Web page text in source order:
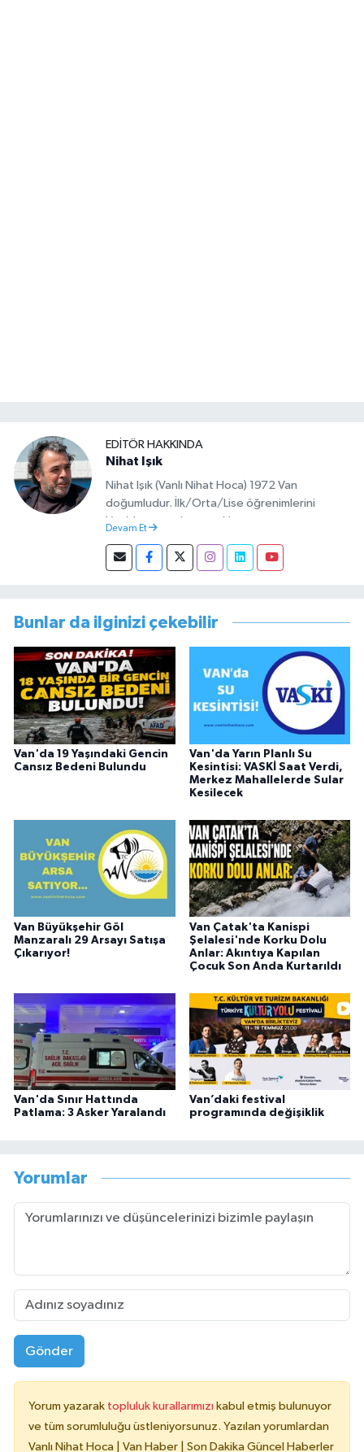
EDITÖR HAKKINDA
Nihat Işık
Nihat Işık (Vanlı Nihat Hoca) 1972 Van
doğumludur. İlk/Orta/Lise öğrenimlerini
Van’da tamamlamıştır. Hacettepe mezunu
başlamıştır. Asteğmen olarak yaptığı vatani
görevi dönüşü Van Sosyal Hizmetler İl
görevini yürütürken istifa edip sosyal medyayı
tercih etmiştir.
Devam Et
Bunlar da ilginizi çekebilir
Van'da 19 Yaşındaki Gencin
Cansız Bedeni Bulundu
Van'da Yarın Planlı Su
Kesintisi: VASKİ Saat Verdi,
Merkez Mahallelerde Sular
Kesilecek
Van Büyükşehir Göl
Manzaralı 29 Arsayı Satışa
Çıkarıyor!
Van Çatak'ta Kanispi
Şelalesi'nde Korku Dolu
Anlar: Akıntıya Kapılan
Çocuk Son Anda Kurtarıldı
Van'da Sınır Hattında
Patlama: 3 Asker Yaralandı
Van’daki festival
programında değişiklik
Yorumlar
Gönder
Yorum yazarak topluluk kurallarımızı kabul etmiş bulunuyor
ve tüm sorumluluğu üstleniyorsunuz. Yazılan yorumlardan
Vanlı Nihat Hoca | Van Haber | Son Dakika Güncel Haberler